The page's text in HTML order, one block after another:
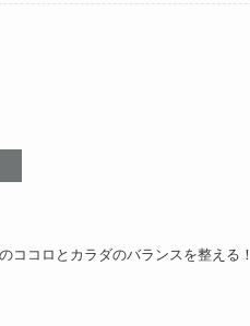
ココロとカラダのバランスを整える！